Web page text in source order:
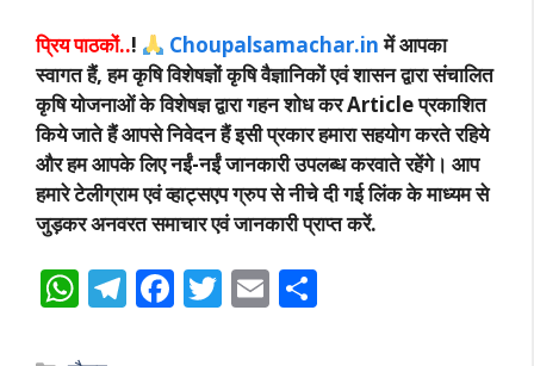
प्रिय पाठकों..! Choupalsamachar.inमें आपका
स्वागत हैं, हम कृषि विशेषज्ञों कृषि वैज्ञानिकों एवं शासन द्वारा संचालित
कृषि योजनाओं के विशेषज्ञ द्वारा गहन शोध कर Article प्रकाशित
किये जाते हैं आपसे निवेदन हैं इसी प्रकार हमारा सहयोग करते रहिये
और हम आपके लिए नईं-नईं जानकारी उपलब्ध करवाते रहेंगे। आप
हमारे टेलीग्राम एवं व्हाट्सएप ग्रुप से नीचे दी गई लिंक के माध्यम से
जुड़कर अनवरत समाचार एवं जानकारी प्राप्त करें.
W
h
T
el
F
ac
T
w
E
m